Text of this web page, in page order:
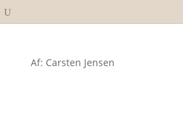
Af: Carsten Jensen